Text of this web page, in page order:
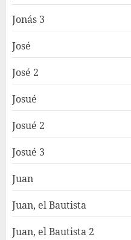
Jonás 3
José
José 2
Josué
Josué 2
Josué 3
Juan
Juan, el Bautista
Juan, el Bautista 2